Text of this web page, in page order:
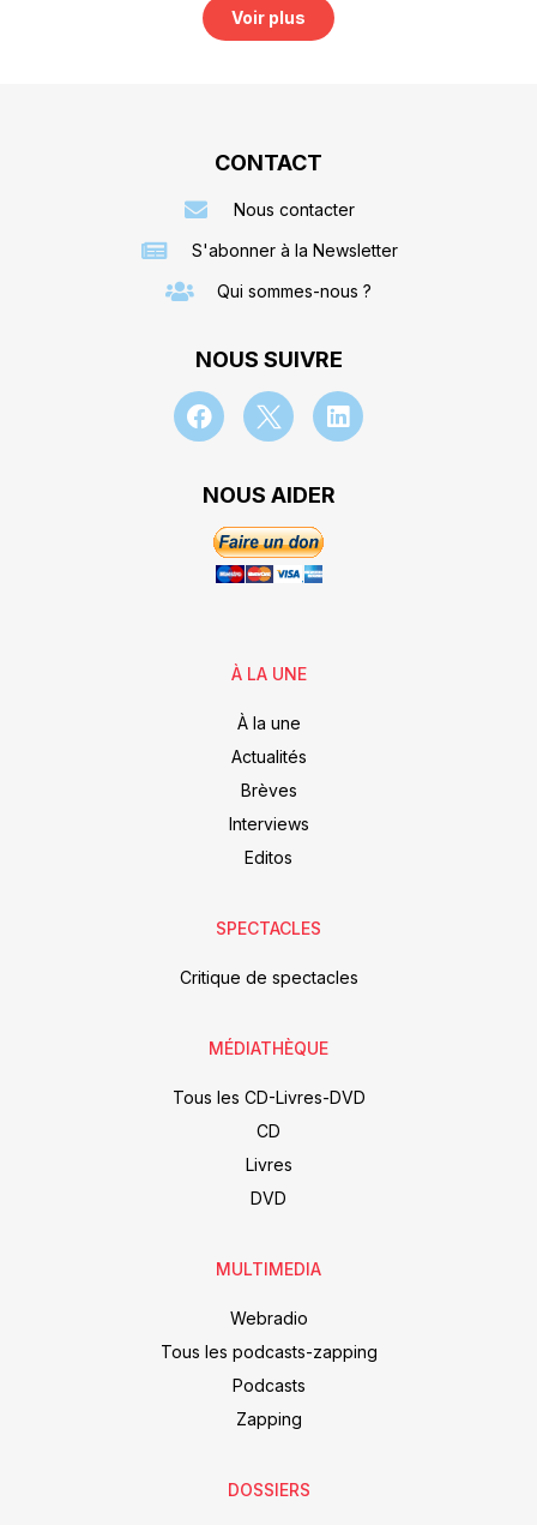
Voir plus
CONTACT
Nous contacter
S'abonner à la Newsletter
Qui sommes-nous ?
NOUS SUIVRE
NOUS AIDER
À LA UNE
À la une
Actualités
Brèves
Interviews
Editos
SPECTACLES
Critique de spectacles
MÉDIATHÈQUE
Tous les CD-Livres-DVD
CD
Livres
DVD
MULTIMEDIA
Webradio
Tous les podcasts-zapping
Podcasts
Zapping
DOSSIERS